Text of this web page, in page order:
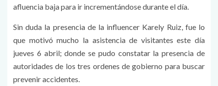
afluencia baja para ir incrementándose durante el día.
Sin duda la presencia de la influencer Karely Ruiz, fue lo
que motivó mucho la asistencia de visitantes este día
jueves 6 abril; donde se pudo constatar la presencia de
autoridades de los tres ordenes de gobierno para buscar
prevenir accidentes.